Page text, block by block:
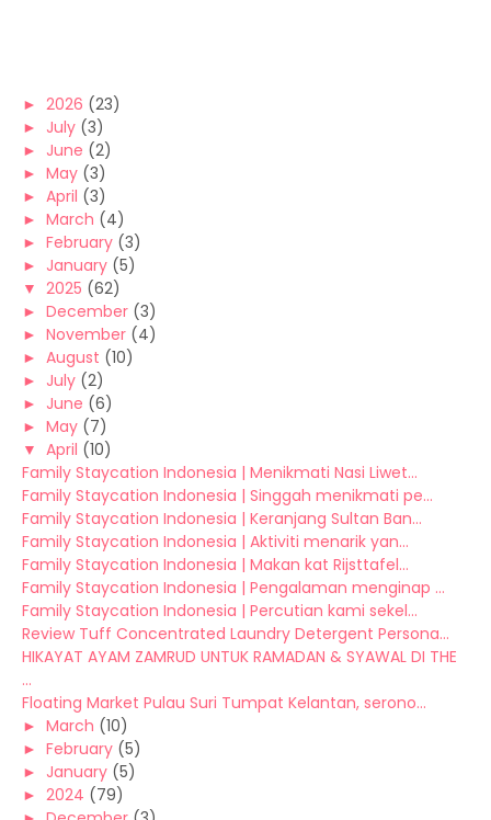
► 2026 (23)
► July (3)
► June (2)
► May (3)
► April (3)
► March (4)
► February (3)
► January (5)
▼ 2025 (62)
► December (3)
► November (4)
► August (10)
► July (2)
► June (6)
► May (7)
▼ April (10)
Family Staycation Indonesia | Menikmati Nasi Liwet...
Family Staycation Indonesia | Singgah menikmati pe...
Family Staycation Indonesia | Keranjang Sultan Ban...
Family Staycation Indonesia | Aktiviti menarik yan...
Family Staycation Indonesia | Makan kat Rijsttafel...
Family Staycation Indonesia | Pengalaman menginap ...
Family Staycation Indonesia | Percutian kami sekel...
Review Tuff Concentrated Laundry Detergent Persona...
HIKAYAT AYAM ZAMRUD UNTUK RAMADAN & SYAWAL DI THE
...
Floating Market Pulau Suri Tumpat Kelantan, serono...
► March (10)
► February (5)
► January (5)
► 2024 (79)